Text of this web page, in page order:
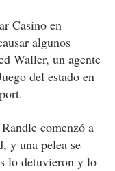
Casino en
algunos
Waller, un agente
del estado en
comenzó a
y una pelea se
lo detuvieron y lo